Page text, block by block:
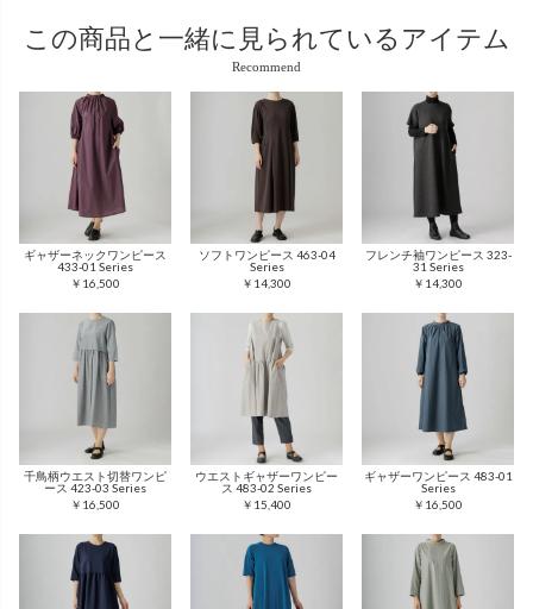
この商品と 一緒に見られているアイテム
Recommend
ギャザーネックワンピース
433-01 Series
￥16,500
ソフトワンピース 463-04
Series
￥14,300
フレンチ袖ワンピース 323-
31 Series
￥14,300
千鳥柄ウエスト切替ワンピ
ース 423-03 Series
￥16,500
ウエストギャザーワンピー
ス 483-02 Series
￥15,400
ギャザーワンピース 483-01
Series
￥16,500